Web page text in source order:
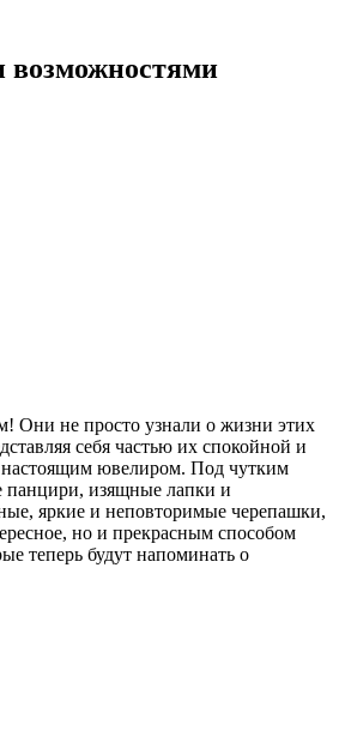
возможностями
Они не просто узнали о жизни этих
себя частью их спокойной и
настоящим ювелиром. Под чутким
панцири, изящные лапки и
яркие и неповторимые черепашки,
но и прекрасным способом
теперь будут напоминать о